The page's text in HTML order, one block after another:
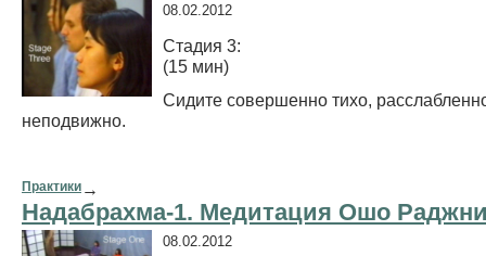
08.02.2012
Стадия 3:
(15 мин)
Сидите совершенно тихо,
неподвижно.
Практики →
Надабрахма-1. Медитация Ошо
08.02.2012